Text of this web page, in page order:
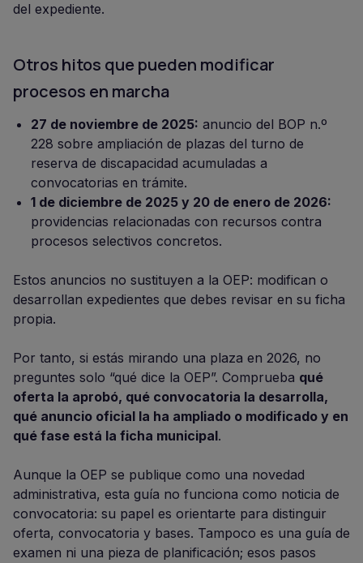
del expediente.
Otros hitos que pueden modificar
procesos en marcha
27 de noviembre de 2025: anuncio del BOP n.º
228 sobre ampliación de plazas del turno de
reserva de discapacidad acumuladas a
convocatorias en trámite.
1 de diciembre de 2025 y 20 de enero de 2026:
providencias relacionadas con recursos contra
procesos selectivos concretos.
Estos anuncios no sustituyen a la OEP: modifican o
desarrollan expedientes que debes revisar en su ficha
propia.
Por tanto, si estás mirando una plaza en 2026, no
preguntes solo “qué dice la OEP”. Comprueba qué
oferta la aprobó, qué convocatoria la desarrolla,
qué anuncio oficial la ha ampliado o modificado y en
qué fase está la ficha municipal.
Aunque la OEP se publique como una novedad
administrativa, esta guía no funciona como noticia de
convocatoria: su papel es orientarte para distinguir
oferta, convocatoria y bases. Tampoco es una guía de
examen ni una pieza de planificación; esos pasos